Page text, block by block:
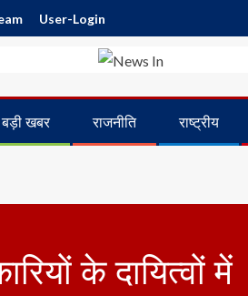
User-Login
बड़ी खबर राजनीति राष्ट्रीय
के दायित्वों में